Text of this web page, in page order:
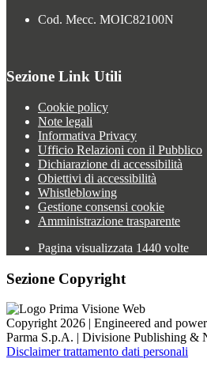
Cod. Mecc. MOIC82100N
Sezione Link Utili
Cookie policy
Note legali
Informativa Privacy
Ufficio Relazioni con il Pubblico
Dichiarazione di accessibilità
Obiettivi di accessibilità
Whistleblowing
Gestione consensi cookie
Amministrazione trasparente
Pagina visualizzata 1440 volte
Sezione Copyright
Copyright 2026 | Engineered and
Parma S.p.A. | Divisione Publishing &
Disclaimer trattamento dati personali